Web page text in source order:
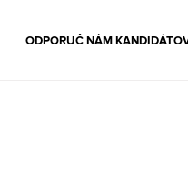
ODPORUČ NÁM